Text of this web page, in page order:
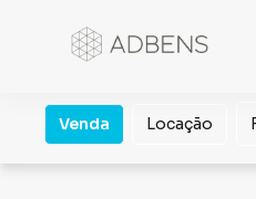
Venda Locação